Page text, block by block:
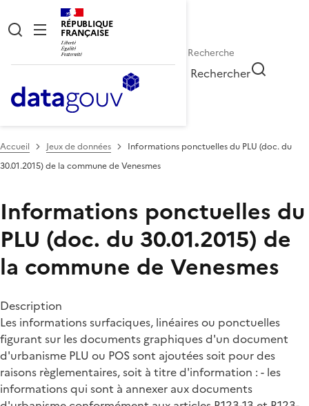
RÉPUBLIQUE
FRANÇAISE
Rechercher
Accueil Jeux de données
Informations ponctuelles du PLU (doc. du
30.01.2015) de la commune de Venesmes
Informations ponctuelles du
PLU (doc. du 30.01.2015) de
la commune de Venesmes
Description
Les informations surfaciques, linéaires ou ponctuelles
figurant sur les documents graphiques d'un document
d'urbanisme PLU ou POS sont ajoutées soit pour des
raisons règlementaires, soit à titre d'information : - les
informations qui sont à annexer aux documents